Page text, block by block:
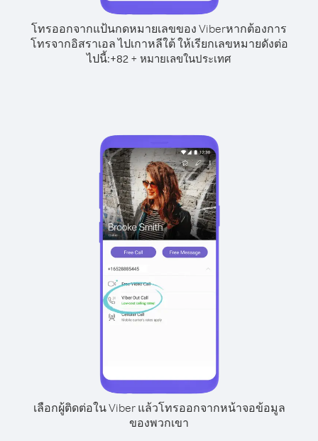
โทรออกจากแป้นกดหมายเลขของ Viberหากต้องการ
โทรจากอิสราเอล ไปเกาหลีใต้ ให้เรียกเลขหมายดังต่อ
ไปนี้:+82 + หมายเลขในประเทศ
เลือกผู้ติดต่อใน Viber แล้วโทรออกจากหน้าจอข้อมูล
ของพวกเขา